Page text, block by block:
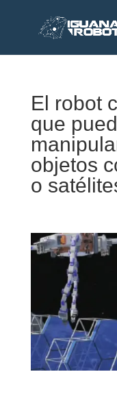
El robot
que
objetos
o